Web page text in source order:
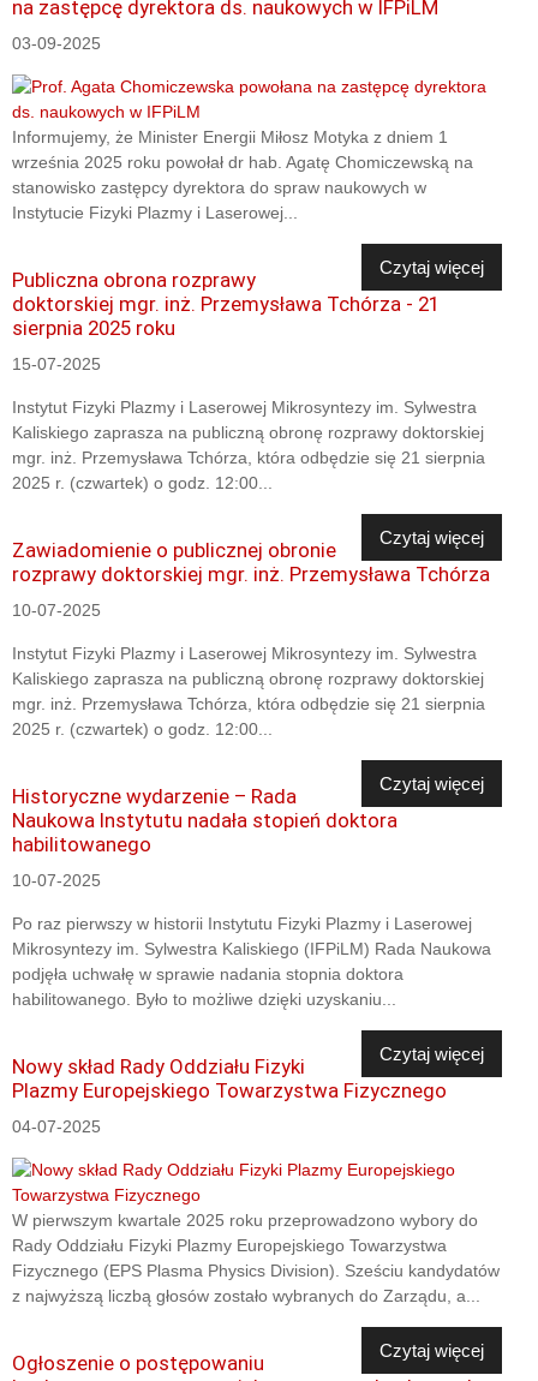
na zastępcę dyrektora ds. naukowych w IFPiLM
03-09-2025
Informujemy, że Minister Energii Miłosz Motyka z dniem 1
września 2025 roku powołał dr hab. Agatę Chomiczewską na
stanowisko zastępcy dyrektora do spraw naukowych w
Instytucie Fizyki Plazmy i Laserowej...
Czytaj więcej
Publiczna obrona rozprawy
doktorskiej mgr. inż. Przemysława Tchórza - 21
sierpnia 2025 roku
15-07-2025
Instytut Fizyki Plazmy i Laserowej Mikrosyntezy im. Sylwestra
Kaliskiego zaprasza na publiczną obronę rozprawy doktorskiej
mgr. inż. Przemysława Tchórza, która odbędzie się 21 sierpnia
2025 r. (czwartek) o godz. 12:00...
Czytaj więcej
Zawiadomienie o publicznej obronie
rozprawy doktorskiej mgr. inż. Przemysława Tchórza
10-07-2025
Instytut Fizyki Plazmy i Laserowej Mikrosyntezy im. Sylwestra
Kaliskiego zaprasza na publiczną obronę rozprawy doktorskiej
mgr. inż. Przemysława Tchórza, która odbędzie się 21 sierpnia
2025 r. (czwartek) o godz. 12:00...
Czytaj więcej
Historyczne wydarzenie – Rada
Naukowa Instytutu nadała stopień doktora
habilitowanego
10-07-2025
Po raz pierwszy w historii Instytutu Fizyki Plazmy i Laserowej
Mikrosyntezy im. Sylwestra Kaliskiego (IFPiLM) Rada Naukowa
podjęła uchwałę w sprawie nadania stopnia doktora
habilitowanego. Było to możliwe dzięki uzyskaniu...
Czytaj więcej
Nowy skład Rady Oddziału Fizyki
Plazmy Europejskiego Towarzystwa Fizycznego
04-07-2025
W pierwszym kwartale 2025 roku przeprowadzono wybory do
Rady Oddziału Fizyki Plazmy Europejskiego Towarzystwa
Fizycznego (EPS Plasma Physics Division). Sześciu kandydatów
z najwyższą liczbą głosów zostało wybranych do Zarządu, a...
Czytaj więcej
Ogłoszenie o postępowaniu